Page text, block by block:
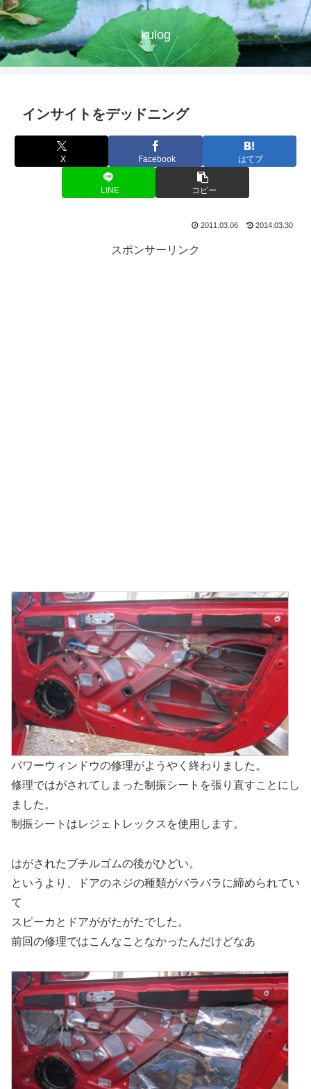
kulog
インサイトをデッドニング
X Facebook はてブ
LINE コピー
2011.03.06 2014.03.30
スポンサーリンク
パワーウィンドウの修理がようやく終わりました。
修理ではがされてしまった制振シートを張り直すことにし
ました。
制振シートはレジェトレックスを使用します。
はがされたブチルゴムの後がひどい。
というより、ドアのネジの種類がバラバラに締められてい
て
スピーカとドアががたがたでした。
前回の修理ではこんなことなかったんだけどなあ